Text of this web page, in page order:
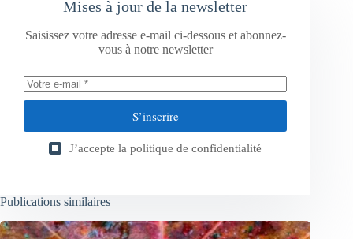
Mises à jour de la newsletter
Saisissez votre adresse e-mail ci-dessous et abonnez-
vous à notre newsletter
S’inscrire
J’accepte la politique de confidentialité
Publications similaires